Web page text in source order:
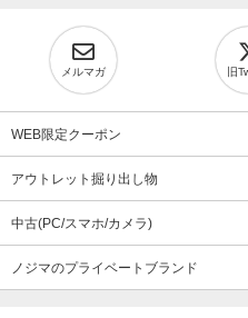
メルマガ 旧
WEB限定クーポン
アウトレット掘り出し物
中古(PC/スマホ/カメラ)
ノジマのプライベートブランド